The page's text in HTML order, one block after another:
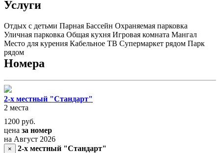
Услуги
Отдых с детьми Парная Бассейн Охраняемая парковка
Уличная парковка Общая кухня Игровая комната Мангал
Место для курения Кабельное ТВ Супермаркет рядом Парк
рядом
Номера
2-х местный "Стандарт"
2 места
1200 руб.
цена за номер
на Август 2026
×
2-х местный "Стандарт"